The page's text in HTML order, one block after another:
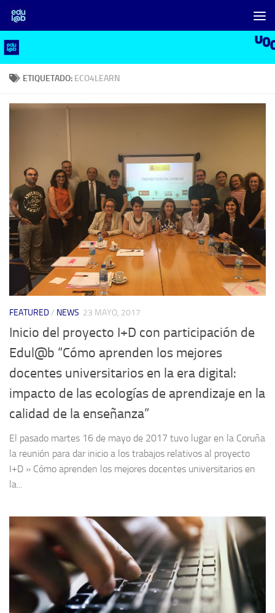
Saltar al contenido
ETIQUETADO: ECO4LEARN
FEATURED/ NEWS 23 MAYO, 2017
Inicio del proyecto I+D con participación de
Edul@b “Cómo aprenden los mejores
docentes universitarios en la era digital:
impacto de las ecologías de aprendizaje en la
calidad de la enseñanza”
El pasado martes 16 de mayo de 2017 tuvo lugar en la Coruña
la reunión para dar inicio a los trabajos relativos al proyecto
I+D » Cómo aprenden los mejores docentes universitarios en
la...